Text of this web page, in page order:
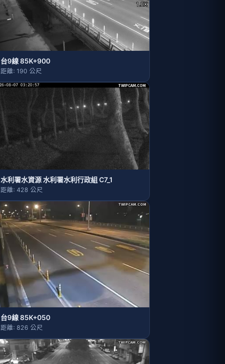
台9線 85K+900
距離: 190 公尺
水利署水資源 水利署水利行政組 C7_1
距離: 428 公尺
台9線 85K+050
距離: 826 公尺